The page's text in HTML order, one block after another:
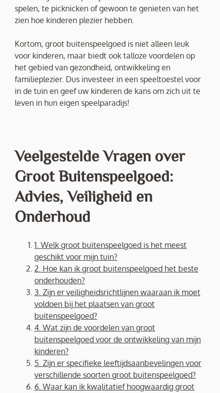
spelen, te picknicken of gewoon te genieten van het
zien hoe kinderen plezier hebben.
Kortom, groot buitenspeelgoed is niet alleen leuk
voor kinderen, maar biedt ook talloze voordelen op
het gebied van gezondheid, ontwikkeling en
familieplezier. Dus investeer in een speeltoestel voor
in de tuin en geef uw kinderen de kans om zich uit te
leven in hun eigen speelparadijs!
Veelgestelde Vragen over
Groot Buitenspeelgoed:
Advies, Veiligheid en
Onderhoud
1. Welk groot buitenspeelgoed is het meest
geschikt voor mijn tuin?
2. Hoe kan ik groot buitenspeelgoed het beste
onderhouden?
3. Zijn er veiligheidsrichtlijnen waaraan ik moet
voldoen bij het plaatsen van groot
buitenspeelgoed?
4. Wat zijn de voordelen van groot
buitenspeelgoed voor de ontwikkeling van mijn
kinderen?
5. Zijn er specifieke leeftijdsaanbevelingen voor
verschillende soorten groot buitenspeelgoed?
6. Waar kan ik kwalitatief hoogwaardig groot